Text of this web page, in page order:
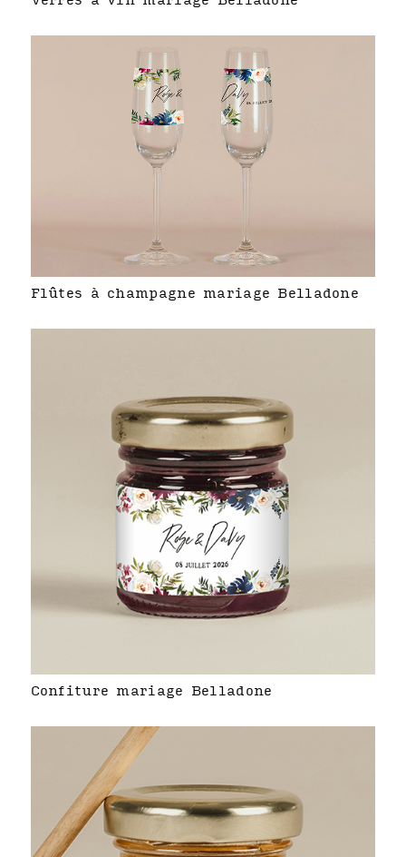
Flûtes à champagne mariage Belladone
Confiture mariage Belladone